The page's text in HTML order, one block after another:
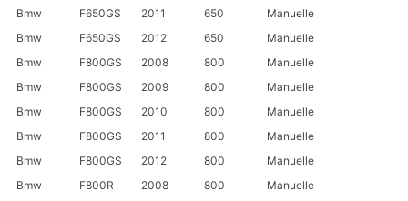
Bmw
F650GS 2011 650
Manuelle
Bmw
F650GS 2012 650
Manuelle
Bmw
F800GS 2008 800
Manuelle
Bmw
F800GS 2009 800
Manuelle
Bmw
F800GS 2010 800
Manuelle
Bmw
F800GS 2011 800
Manuelle
Bmw
F800GS 2012 800
Manuelle
Bmw
F800R 2008 800
Manuelle